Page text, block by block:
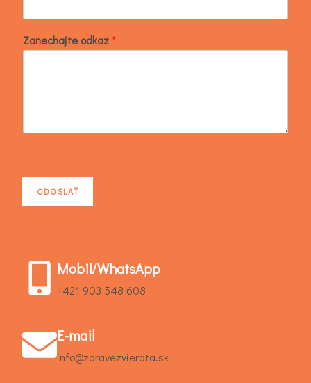
i
M
Zanechajte odkaz *
ODOSLAŤ
Mobil/WhatsApp
+421 903 548 608
E-mail
info@zdravezvierata.sk